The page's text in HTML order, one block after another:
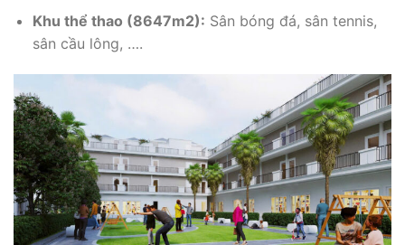
Khu thể thao (8647m2): Sân bóng đá, sân tennis,
sân cầu lông, ….